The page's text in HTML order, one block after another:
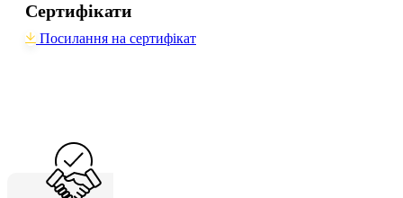
Сертифікати
Посилання на сертифікат